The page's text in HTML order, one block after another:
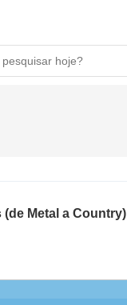
(de Metal a Country)